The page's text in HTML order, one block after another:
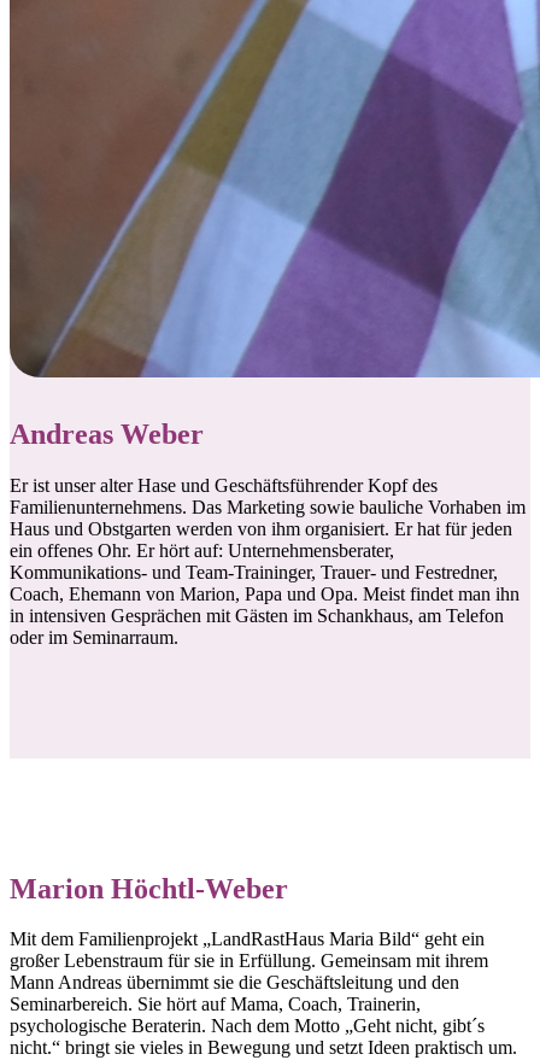
Andreas Weber
Er ist unser alter Hase und Geschäftsführender Kopf des
Familienunternehmens. Das Marketing sowie bauliche Vorhaben im
Haus und Obstgarten werden von ihm organisiert. Er hat für jeden
ein offenes Ohr. Er hört auf: Unternehmensberater,
Kommunikations- und Team-Traininger, Trauer- und Festredner,
Coach, Ehemann von Marion, Papa und Opa. Meist findet man ihn
in intensiven Gesprächen mit Gästen im Schankhaus, am Telefon
oder im Seminarraum.
Marion Höchtl-Weber
Mit dem Familienprojekt „LandRastHaus Maria Bild“ geht ein
großer Lebenstraum für sie in Erfüllung. Gemeinsam mit ihrem
Mann Andreas übernimmt sie die Geschäftsleitung und den
Seminarbereich. Sie hört auf Mama, Coach, Trainerin,
psychologische Beraterin. Nach dem Motto „Geht nicht, gibt´s
nicht.“ bringt sie vieles in Bewegung und setzt Ideen praktisch um.